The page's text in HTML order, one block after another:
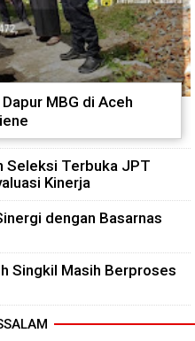
MBG di Aceh
Seleksi Terbuka JPT
Kinerja
dengan Basarnas
Singkil Masih Berproses